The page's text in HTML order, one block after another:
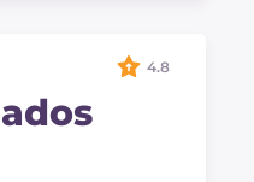
4.8